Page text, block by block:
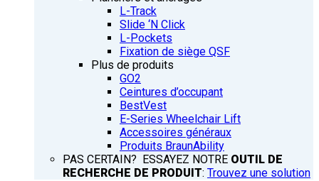
L-Track
Slide ‘N Click
L-Pockets
Fixation de siège QSF
Plus de produits
GO2
Ceintures d’occupant
BestVest
E-Series Wheelchair Lift
Accessoires généraux
Produits BraunAbility
PAS CERTAIN? ESSAYEZ NOTRE OUTIL DE
RECHERCHE DE PRODUIT: Trouvez une solution